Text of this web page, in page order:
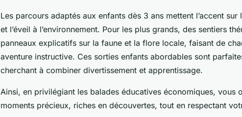
Les parcours adaptés aux enfants dès 3 ans mettent l’accent
et l’éveil à l’environnement. Pour les plus grands, des sentiers
panneaux explicatifs sur la faune et la flore locale, faisant de
aventure instructive. Ces sorties enfants abordables sont
cherchant à combiner divertissement et apprentissage.
Ainsi, en privilégiant les balades éducatives économiques, vous
moments précieux, riches en découvertes, tout en respectant